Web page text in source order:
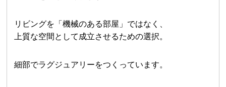
リビングを「機械のある部屋」ではなく、
上質な空間として成立させるための選択。
細部でラグジュアリーをつくっています。